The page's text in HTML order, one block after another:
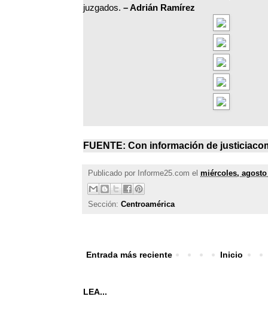
juzgados. – Adrián Ramírez
FUENTE: Con información de
Publicado por Informe25.com el miércoles, agosto
Sección: Centroamérica
Entrada más reciente Inicio
LEA...